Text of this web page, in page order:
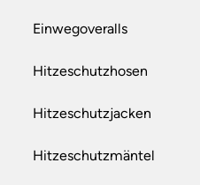
Einwegoveralls
Hitzeschutzhosen
Hitzeschutzjacken
Hitzeschutzmäntel